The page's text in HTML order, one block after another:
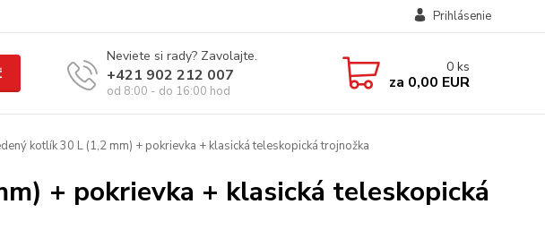
Prihlásenie
Neviete si rady? Zavolajte.
+421 902 212 007
od 8:00 - do 16:00 hod
0 ks
za 0,00 EUR
kotlík 30 L (1,2 mm) + pokrievka + klasická teleskopická trojnožka
+ pokrievka + klasická teleskopická